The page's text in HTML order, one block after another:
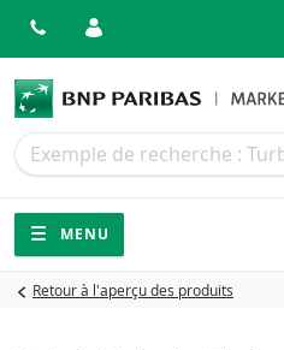
Recherche
Recherche
Navigation
Navigation
MENU
Retour à l'aperçu des produits